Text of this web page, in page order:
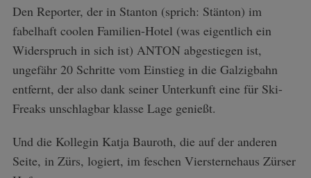
Den Reporter, der in Stanton (sprich: Stänton) im
fabelhaft coolen Familien-Hotel (was eigentlich ein
Widerspruch in sich ist) ANTON abgestiegen ist,
ungefähr 20 Schritte vom Einstieg in die Galzigbahn
entfernt, der also dank seiner Unterkunft eine für Ski-
Freaks unschlagbar klasse Lage genießt.
Und die Kollegin Katja Bauroth, die auf der anderen
Seite, in Zürs, logiert, im feschen Viersternehaus Zürser